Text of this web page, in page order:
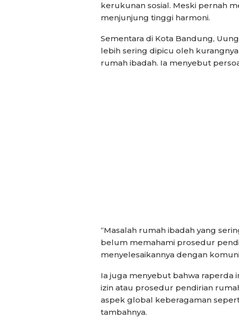
kerukunan sosial. Meski pernah
menjunjung tinggi harmoni.
Sementara di Kota Bandung,
lebih sering dipicu oleh
rumah ibadah. Ia menyebut
“Masalah rumah ibadah yang
belum memahami prosedur
menyelesaikannya dengan
Ia juga menyebut bahwa raperda
izin atau prosedur pendirian
aspek global keberagaman
tambahnya.